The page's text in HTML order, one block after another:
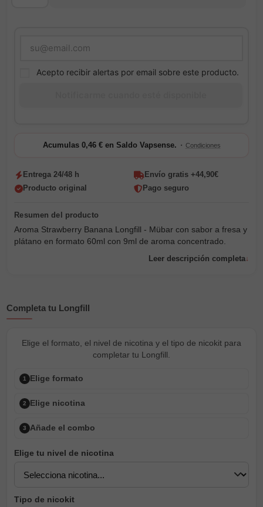
Acepto recibir alertas por email sobre este producto.
Acumulas 0,46 € en Saldo Vapsense. · Condiciones
Entrega 24/48 h
Envío gratis +44,90€
Producto original
Pago seguro
Aroma Strawberry Banana Longfill - Mübar con sabor a fresa y
plátano en formato 60ml con 9ml de aroma concentrado.
Leer descripción completa
Completa tu Longfill
Elige el formato, el nivel de nicotina y el tipo de nicokit para
completar tu Longfill.
1 Elige formato
2 Elige nicotina
3 Añade el combo
Elige tu nivel de nicotina
Tipo de nicokit